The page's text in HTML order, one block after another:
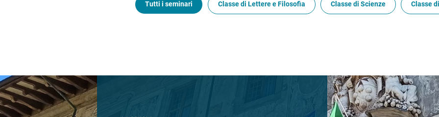
Tutti i seminari Classe di Lettere e Filosofia Classe di Scienze Classe